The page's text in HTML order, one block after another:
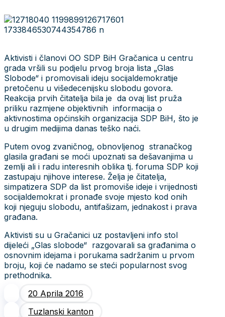
Aktivisti i članovi OO SDP BiH Gračanica u centru
grada vršili su podjelu prvog broja lista „Glas
Slobode“ i promovisali ideju socijaldemokratije
pretočenu u višedecenijsku slobodu govora.
Reakcija prvih čitatelja bila je da ovaj list pruža
priliku razmjene objektivnih informacija o
aktivnostima općinskih organizacija SDP BiH, što je
u drugim medijima danas teško naći.
Putem ovog zvaničnog, obnovljenog stranačkog
glasila građani se moći upoznati sa dešavanjima u
zemlji ali i radu interesnih oblika tj. foruma SDP koji
zastupaju njihove interese. Želja je čitatelja,
simpatizera SDP da list promoviše ideje i vrijednosti
socijaldemokrat i pronađe svoje mjesto kod onih
koji njeguju slobodu, antifašizam, jednakost i prava
građana.
Aktivisti su u Gračanici uz postavljeni info stol
dijeleći „Glas slobode“ razgovarali sa građanima o
osnovnim idejama i porukama sadržanim u prvom
broju, koji će nadamo se steći popularnost svog
prethodnika.
20 Aprila 2016
Tuzlanski kanton